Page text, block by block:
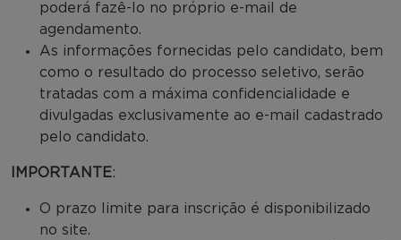
poderá fazê-lo no próprio e-mail de
agendamento.
As informações fornecidas pelo candidato, bem
como o resultado do processo seletivo, serão
tratadas com a máxima confidencialidade e
divulgadas exclusivamente ao e-mail cadastrado
pelo candidato.
IMPORTANTE:
O prazo limite para inscrição é disponibilizado
no site.